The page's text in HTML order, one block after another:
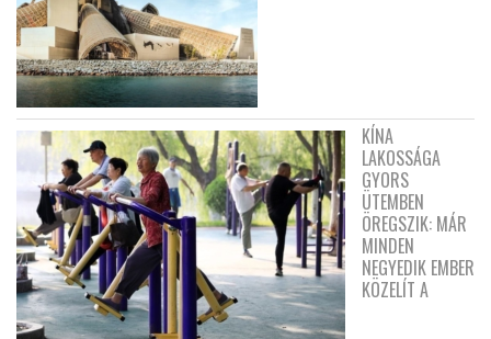
KÍNA
LAKOSSÁGA
GYORS
ÜTEMBEN
ÖREGSZIK: MÁR
MINDEN
NEGYEDIK EMBER
KÖZELÍT A